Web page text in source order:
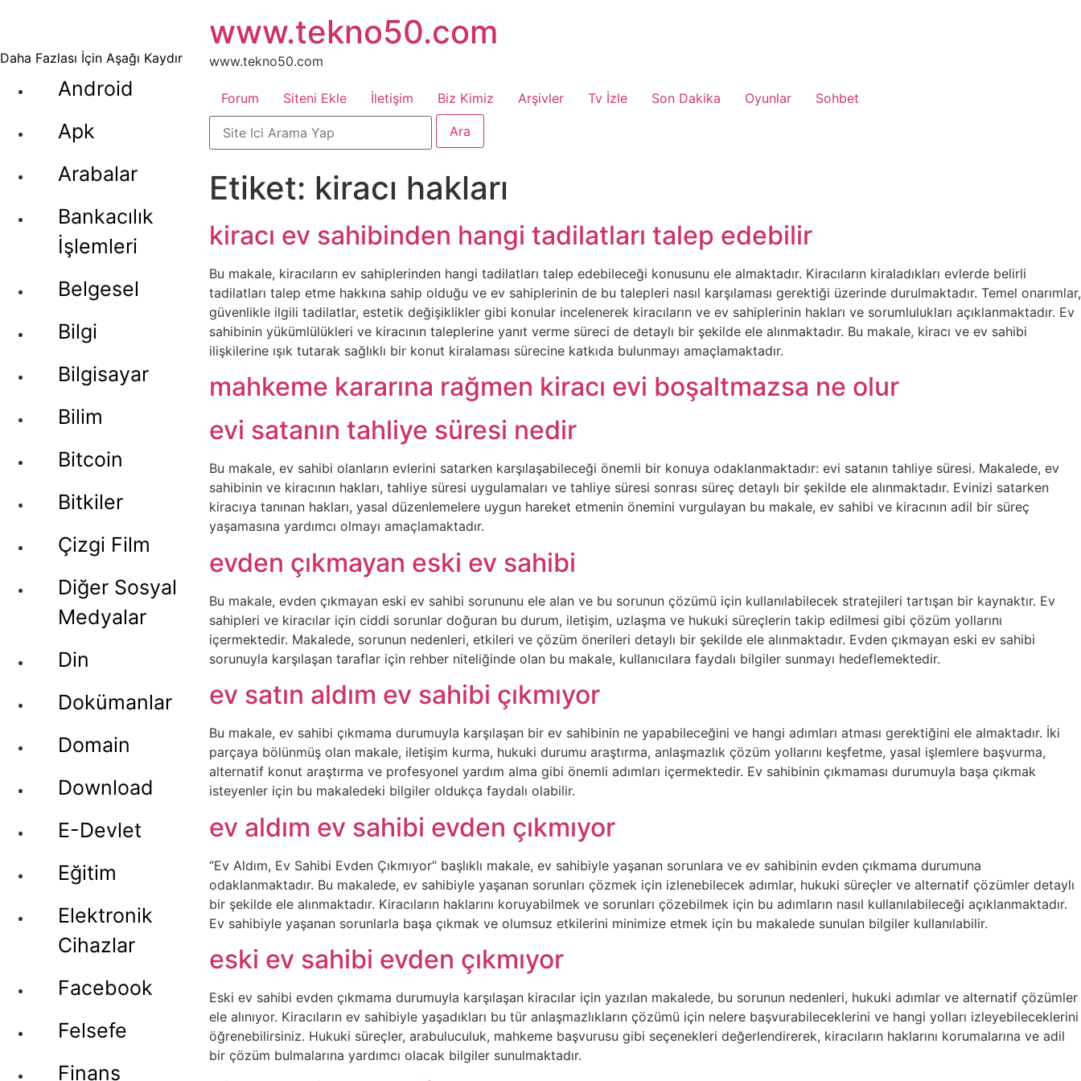
Daha Fazlası İçin Aşağı Kaydır
Android
Apk
Arabalar
Bankacılık
İşlemleri
Belgesel
Bilgi
Bilgisayar
Bilim
Bitcoin
Bitkiler
Çizgi Film
Diğer Sosyal
Medyalar
Din
Dokümanlar
Domain
Download
E-Devlet
Eğitim
Elektronik
Cihazlar
Facebook
Felsefe
Finans
atla
www.tekno50.com
www.tekno50.com
Forum Siteni Ekle İletişim Biz Kimiz Arşivler Tv İzle Son Dakika Oyunlar Sohbet
Etiket: kiracı hakları
kiracı ev sahibinden hangi tadilatları talep edebilir
Bu makale, kiracıların ev sahiplerinden hangi tadilatları talep edebileceği konusunu ele almaktadır. Kiracıların kiraladıkları evlerde belirli
tadilatları talep etme hakkına sahip olduğu ve ev sahiplerinin de bu talepleri nasıl karşılaması gerektiği üzerinde durulmaktadır. Temel onarımlar,
güvenlikle ilgili tadilatlar, estetik değişiklikler gibi konular incelenerek kiracıların ve ev sahiplerinin hakları ve sorumlulukları açıklanmaktadır. Ev
sahibinin yükümlülükleri ve kiracının taleplerine yanıt verme süreci de detaylı bir şekilde ele alınmaktadır. Bu makale, kiracı ve ev sahibi
ilişkilerine ışık tutarak sağlıklı bir konut kiralaması sürecine katkıda bulunmayı amaçlamaktadır.
mahkeme kararına rağmen kiracı evi boşaltmazsa ne olur
evi satanın tahliye süresi nedir
Bu makale, ev sahibi olanların evlerini satarken karşılaşabileceği önemli bir konuya odaklanmaktadır: evi satanın tahliye süresi. Makalede, ev
sahibinin ve kiracının hakları, tahliye süresi uygulamaları ve tahliye süresi sonrası süreç detaylı bir şekilde ele alınmaktadır. Evinizi satarken
kiracıya tanınan hakları, yasal düzenlemelere uygun hareket etmenin önemini vurgulayan bu makale, ev sahibi ve kiracının adil bir süreç
yaşamasına yardımcı olmayı amaçlamaktadır.
evden çıkmayan eski ev sahibi
Bu makale, evden çıkmayan eski ev sahibi sorununu ele alan ve bu sorunun çözümü için kullanılabilecek stratejileri tartışan bir kaynaktır. Ev
sahipleri ve kiracılar için ciddi sorunlar doğuran bu durum, iletişim, uzlaşma ve hukuki süreçlerin takip edilmesi gibi çözüm yollarını
içermektedir. Makalede, sorunun nedenleri, etkileri ve çözüm önerileri detaylı bir şekilde ele alınmaktadır. Evden çıkmayan eski ev sahibi
sorunuyla karşılaşan taraflar için rehber niteliğinde olan bu makale, kullanıcılara faydalı bilgiler sunmayı hedeflemektedir.
ev satın aldım ev sahibi çıkmıyor
Bu makale, ev sahibi çıkmama durumuyla karşılaşan bir ev sahibinin ne yapabileceğini ve hangi adımları atması gerektiğini ele almaktadır. İki
parçaya bölünmüş olan makale, iletişim kurma, hukuki durumu araştırma, anlaşmazlık çözüm yollarını keşfetme, yasal işlemlere başvurma,
alternatif konut araştırma ve profesyonel yardım alma gibi önemli adımları içermektedir. Ev sahibinin çıkmaması durumuyla başa çıkmak
isteyenler için bu makaledeki bilgiler oldukça faydalı olabilir.
ev aldım ev sahibi evden çıkmıyor
“Ev Aldım, Ev Sahibi Evden Çıkmıyor” başlıklı makale, ev sahibiyle yaşanan sorunlara ve ev sahibinin evden çıkmama durumuna
odaklanmaktadır. Bu makalede, ev sahibiyle yaşanan sorunları çözmek için izlenebilecek adımlar, hukuki süreçler ve alternatif çözümler detaylı
bir şekilde ele alınmaktadır. Kiracıların haklarını koruyabilmek ve sorunları çözebilmek için bu adımların nasıl kullanılabileceği açıklanmaktadır.
Ev sahibiyle yaşanan sorunlarla başa çıkmak ve olumsuz etkilerini minimize etmek için bu makalede sunulan bilgiler kullanılabilir.
eski ev sahibi evden çıkmıyor
Eski ev sahibi evden çıkmama durumuyla karşılaşan kiracılar için yazılan makalede, bu sorunun nedenleri, hukuki adımlar ve alternatif çözümler
ele alınıyor. Kiracıların ev sahibiyle yaşadıkları bu tür anlaşmazlıkların çözümü için nelere başvurabileceklerini ve hangi yolları izleyebileceklerini
öğrenebilirsiniz. Hukuki süreçler, arabuluculuk, mahkeme başvurusu gibi seçenekleri değerlendirerek, kiracıların haklarını korumalarına ve adil
bir çözüm bulmalarına yardımcı olacak bilgiler sunulmaktadır.